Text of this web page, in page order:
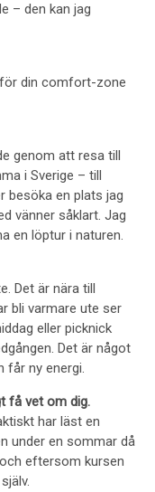
– den kan jag
din comfort-zone
genom att resa till
i Sverige – till
besöka en plats jag
vänner såklart. Jag
en löptur i naturen.
Det är nära till
bli varmare ute ser
eller picknick
Det är något
får ny energi.
få vet om dig.
har läst en
under en sommar då
eftersom kursen